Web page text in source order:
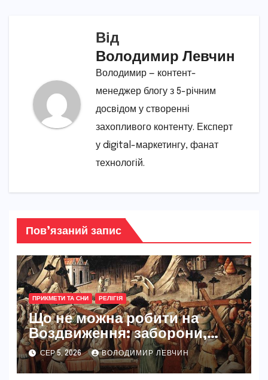
Від
Володимир Левчин
Володимир — контент-
менеджер блогу з 5-річним
досвідом у створенні
захопливого контенту. Експерт
у digital-маркетингу, фанат
технологій.
Пов’язаний запис
ПРИКМЕТИ ТА СНИ РЕЛІГІЯ
Що не можна робити на
Воздвиження: заборони,
традиції та глибокий сенс
свята
СЕР 5, 2026 ВОЛОДИМИР ЛЕВЧИН